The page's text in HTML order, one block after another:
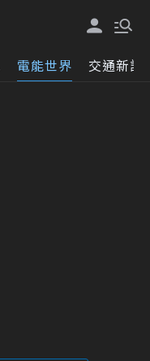
電能世界 交通新訊